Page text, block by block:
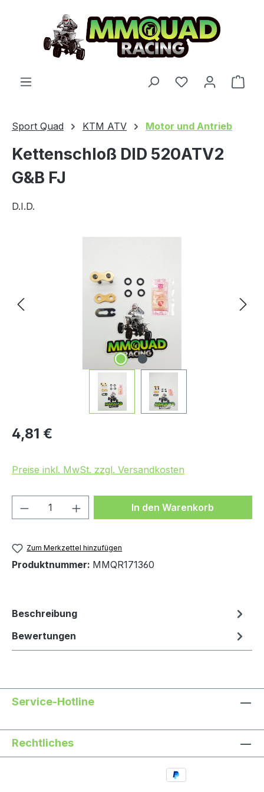
Zum Hauptinhalt springen
Du hast 0
Sport Quad KTM ATV Motor und Antrieb
Kettenschloß DID 520ATV2
G&B FJ
D.I.D.
Regulärer Preis:
4,81 €
Preise inkl. MwSt. zzgl. Versandkosten
Produkt Anzahl: Gib denIn den Warenkorb
Zum Merkzettel hinzufügen
Produktnummer: MMQR171360
Beschreibung
Bewertungen
Service-Hotline
Rechtliches